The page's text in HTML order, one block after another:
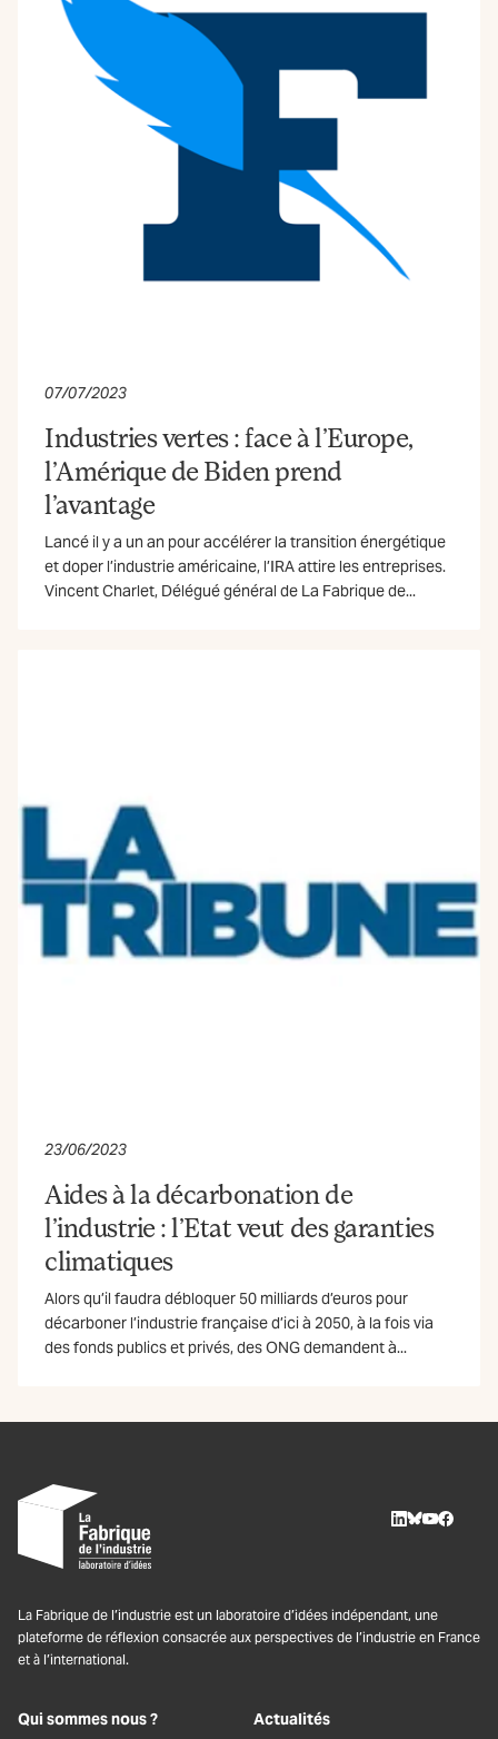
07/07/2023
Industries vertes : face à l’Europe,
l’Amérique de Biden prend
l’avantage
Lancé il y a un an pour accélérer la transition énergétique
et doper l’industrie américaine, l’IRA attire les entreprises.
Vincent Charlet, Délégué général de La Fabrique de...
23/06/2023
Aides à la décarbonation de
l’industrie : l’Etat veut des garanties
climatiques
Alors qu’il faudra débloquer 50 milliards d’euros pour
décarboner l’industrie française d’ici à 2050, à la fois via
des fonds publics et privés, des ONG demandent à...
La Fabrique de l’industrie est un laboratoire d’idées indépendant, une
plateforme de réflexion consacrée aux perspectives de l’industrie en France
et à l’international.
Qui sommes nous ? Actualités